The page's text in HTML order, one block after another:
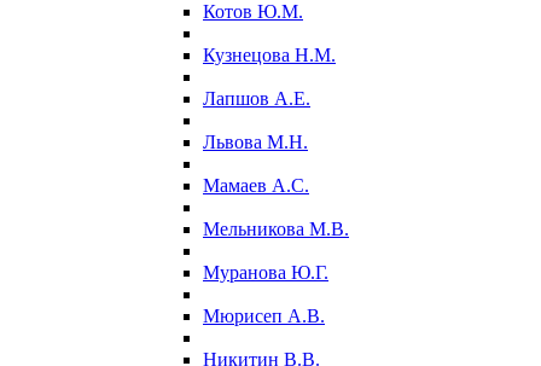
Котов Ю.М.
Кузнецова Н.М.
Лапшов А.Е.
Львова М.Н.
Мамаев А.С.
Мельникова М.В.
Муранова Ю.Г.
Мюрисеп А.В.
Никитин В.В.